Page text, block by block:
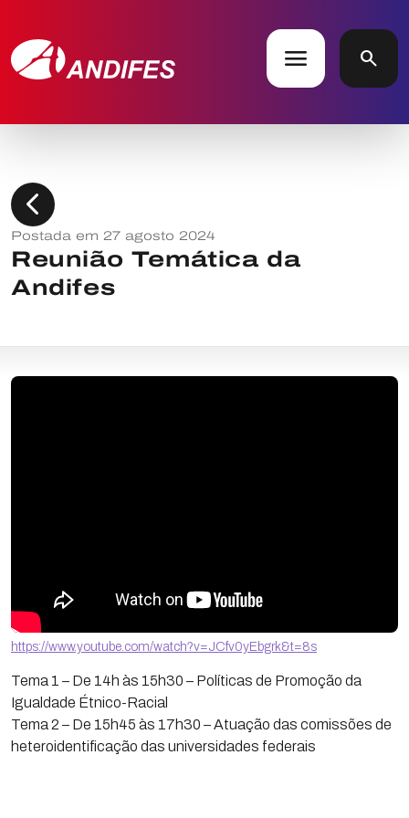
menu search
chevron_left
Postada em 27 agosto 2024
Reunião Temática da
Andifes
https://www.youtube.com/watch?v=JCfv0yEbgrk&t=8s
Tema 1 – De 14h às 15h30 – Políticas de Promoção da
Igualdade Étnico-Racial
Tema 2 – De 15h45 às 17h30 – Atuação das comissões de
heteroidentificação das universidades federais